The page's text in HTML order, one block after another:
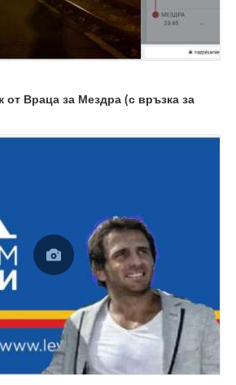
от Враца за Мездра (с връзка за